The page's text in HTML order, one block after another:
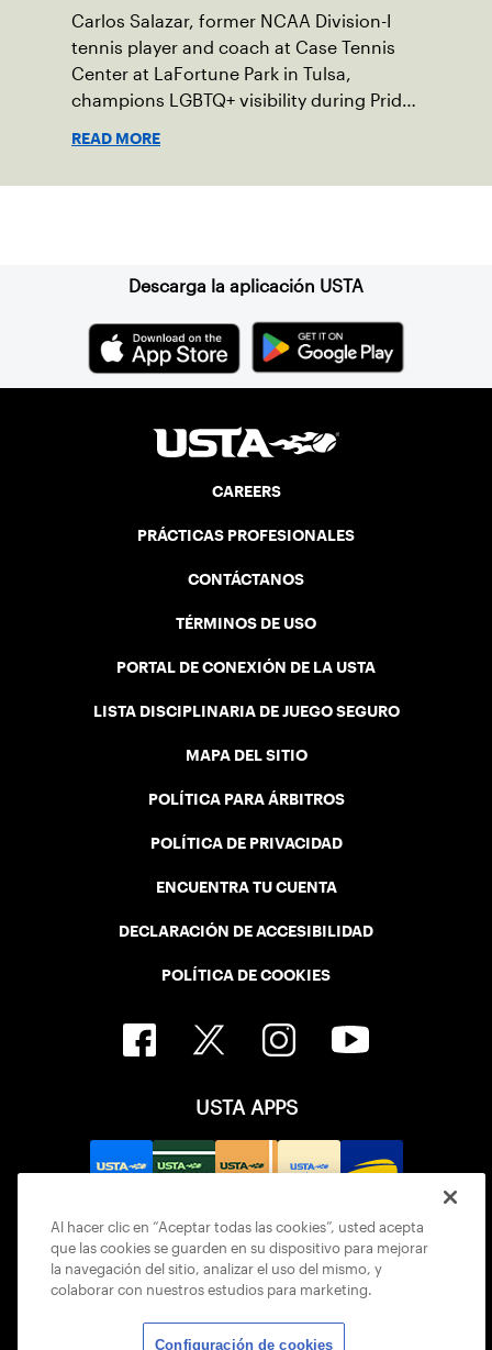
Carlos Salazar, former NCAA Division-I
tennis player and coach at Case Tennis
Center at LaFortune Park in Tulsa,
champions LGBTQ+ visibility during Pride
READ MORE
Descarga la aplicación USTA
CAREERS
PRÁCTICAS PROFESIONALES
CONTÁCTANOS
TÉRMINOS DE USO
PORTAL DE CONEXIÓN DE LA USTA
LISTA DISCIPLINARIA DE JUEGO SEGURO
MAPA DEL SITIO
POLÍTICA PARA ÁRBITROS
POLÍTICA DE PRIVACIDAD
ENCUENTRA TU CUENTA
DECLARACIÓN DE ACCESIBILIDAD
POLÍTICA DE COOKIES
USTA APPS
Al hacer clic en “Aceptar todas las cookies”, usted acepta
que las cookies se guarden en su dispositivo para mejorar
la navegación del sitio, analizar el uso del mismo, y
colaborar con nuestros estudios para marketing.
Configuración de cookies